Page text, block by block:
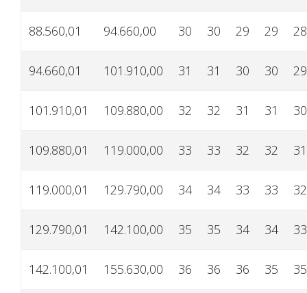
88.560,01 94.660,00 30 30 29 29 28
94.660,01 101.910,00 31 31 30 30 29
101.910,01 109.880,00 32 32 31 31 30
109.880,01 119.000,00 33 33 32 32 31
119.000,01 129.790,00 34 34 33 33 32
129.790,01 142.100,00 35 35 34 34 33
142.100,01 155.630,00 36 36 36 35 35